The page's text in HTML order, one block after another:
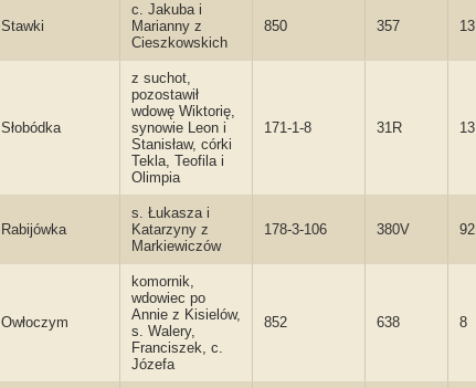
Stawki
c. Jakuba i
Marianny z
Cieszkowskich
850 357 13
Słobódka
z suchot,
pozostawił
wdowę Wiktorię,
synowie Leon i
Stanisław, córki
Tekla, Teofila i
Olimpia
171-1-8 31R 13
Rabijówka
s. Łukasza i
Katarzyny z
Markiewiczów
178-3-106 380V 92
Owłoczym
komornik,
wdowiec po
Annie z Kisielów,
s. Walery,
Franciszek, c.
Józefa
852 638 8